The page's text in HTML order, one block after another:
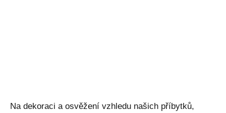
Na dekoraci a osvěžení vzhledu našich příbytků,